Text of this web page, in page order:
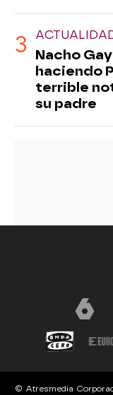
Nacho
haciendo
terrible
su padre
© Atresmedia